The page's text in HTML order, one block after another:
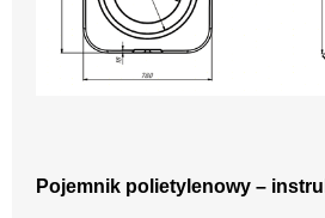
Pojemnik polietylenowy –